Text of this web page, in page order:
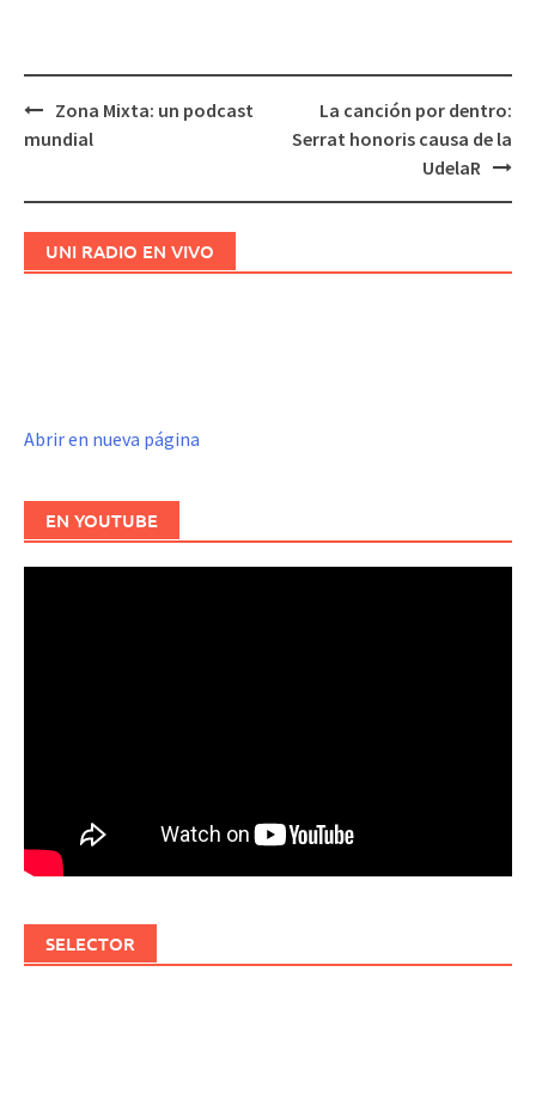
Navegación
Zona Mixta: un podcast
mundial
La canción por dentro:
Serrat honoris causa de la
UdelaR
UNI RADIO EN VIVO
Abrir en nueva página
EN YOUTUBE
SELECTOR